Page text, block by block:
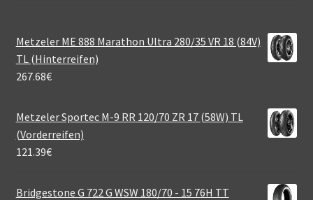
Metzeler ME 888 Marathon Ultra 280/35 VR 18 (84V)
TL (Hinterreifen)
267.68€
Metzeler Sportec M-9 RR 120/70 ZR 17 (58W) TL
(Vorderreifen)
121.39€
Bridgestone G 722 G WSW 180/70 - 15 76H TT